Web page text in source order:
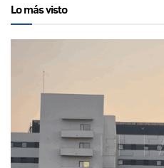
Lo más visto